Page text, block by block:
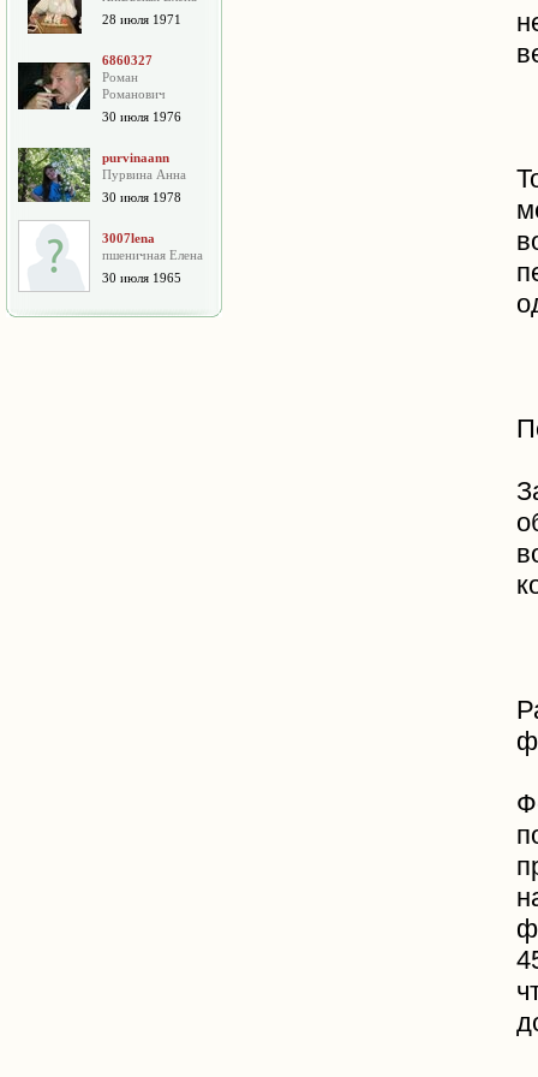
28 июля 1971
6860327
Роман
Романович
30 июля 1976
purvinaann
Пурвина Анна
30 июля 1978
3007lena
пшеничная Елена
30 июля 1965